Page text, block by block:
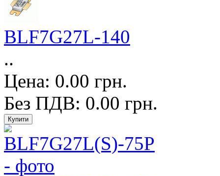
BLF7G27L-140
..
Цена: 0.00 грн.
Без ПДВ: 0.00 грн.